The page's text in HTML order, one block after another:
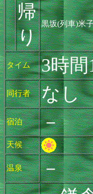
帰
り
黒坂(列車)米
タイム 3時
同行者 なし
宿泊 －
天候
温泉 －